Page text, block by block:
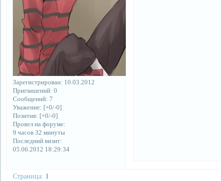
Зарегистрирован: 10.03.2012
Приглашений: 0
Сообщений: 7
Уважение: [+0/-0]
Позитив: [+0/-0]
Провел на форуме:
9 часов 32 минуты
Последний визит:
05.06.2012 18:29:34
Страница: 1